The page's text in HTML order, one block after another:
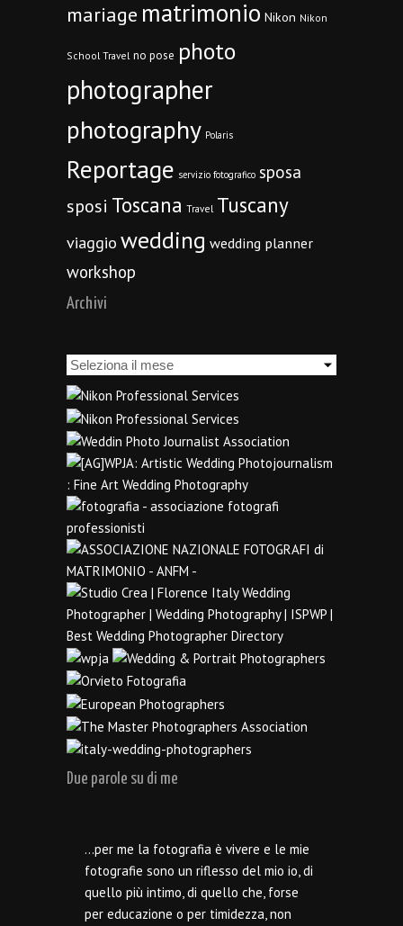
mariage matrimonio Nikon Nikon
School Travel no pose photo
photographer
photography Polaris
Reportage servizio fotografico sposa
sposi Toscana Travel Tuscany
viaggio wedding wedding planner
workshop
Archivi
Archivi
Due parole su di me
…per me la fotografia è vivere e le mie
fotografie sono un riflesso del mio io, di
quello più intimo, di quello che, forse
per educazione o per timidezza, non